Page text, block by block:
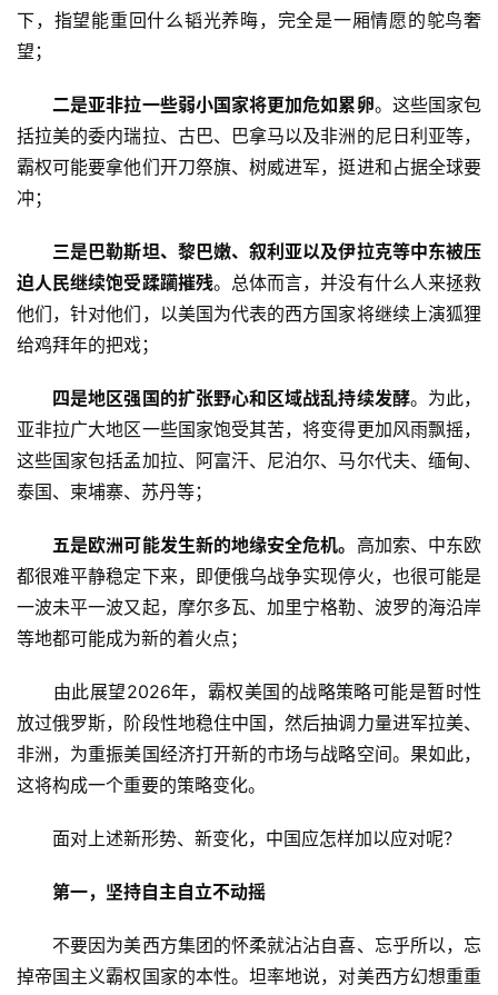
页
文
章
专
题
快
讯
多
页
面
下，指望能重回什么韬光养晦，完全是一厢情愿的鸵鸟奢
望；
二是亚非拉一些弱小国家将更加危如累卵。这些国家包
括拉美的委内瑞拉、古巴、巴拿马以及非洲的尼日利亚等，
霸权可能要拿他们开刀祭旗、树威进军，挺进和占据全球要
冲；
三是巴勒斯坦、黎巴嫩、叙利亚以及伊拉克等中东被压
迫人民继续饱受蹂躏摧残。总体而言，并没有什么人来拯救
他们，针对他们，以美国为代表的西方国家将继续上演狐狸
给鸡拜年的把戏；
四是地区强国的扩张野心和区域战乱持续发酵。为此，
亚非拉广大地区一些国家饱受其苦，将变得更加风雨飘摇，
这些国家包括孟加拉、阿富汗、尼泊尔、马尔代夫、缅甸、
泰国、柬埔寨、苏丹等；
五是欧洲可能发生新的地缘安全危机。 高加索、中东欧
都很难平静稳定下来，即便俄乌战争实现停火，也很可能是
一波未平一波又起，摩尔多瓦、加里宁格勒、波罗的海沿岸
等地都可能成为新的着火点；
由此展望2026年，霸权美国的战略策略可能是暂时性
放过俄罗斯，阶段性地稳住中国，然后抽调力量进军拉美、
非洲，为重振美国经济打开新的市场与战略空间。果如此，
这将构成一个重要的策略变化。
面对上述新形势、新变化，中国应怎样加以应对呢？
第一，坚持自主自立不动摇
不要因为美西方集团的怀柔就沾沾自喜、忘乎所以，忘
掉帝国主义霸权国家的本性。坦率地说，对美西方幻想重重